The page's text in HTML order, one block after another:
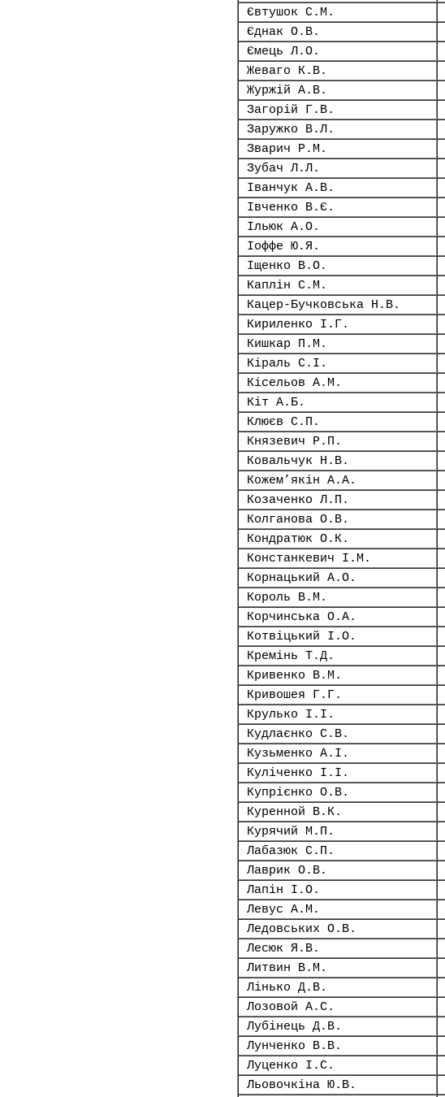
Євтушок С.М.
Єднак О.В.
Ємець Л.О.
Жеваго К.В.
Журжій А.В.
Загорій Г.В.
Заружко В.Л.
Зварич Р.М.
Зубач Л.Л.
Іванчук А.В.
Івченко В.Є.
Ільюк А.О.
Іоффе Ю.Я.
Іщенко В.О.
Каплін С.М.
Кацер-Бучковська Н.В.
Кириленко І.Г.
Кишкар П.М.
Кіраль С.І.
Кісельов А.М.
Кіт А.Б.
Клюєв С.П.
Князевич Р.П.
Ковальчук Н.В.
Кожем’якін А.А.
Козаченко Л.П.
Колганова О.В.
Кондратюк О.К.
Констанкевич І.М.
Корнацький А.О.
Король В.М.
Корчинська О.А.
Котвіцький І.О.
Кремінь Т.Д.
Кривенко В.М.
Кривошея Г.Г.
Крулько І.І.
Кудлаєнко С.В.
Кузьменко А.І.
Куліченко І.І.
Купрієнко О.В.
Куренной В.К.
Курячий М.П.
Лабазюк С.П.
Лаврик О.В.
Лапін І.О.
Левус А.М.
Ледовських О.В.
Лесюк Я.В.
Литвин В.М.
Лінько Д.В.
Лозовой А.С.
Лубінець Д.В.
Лунченко В.В.
Луценко І.С.
Льовочкіна Ю.В.